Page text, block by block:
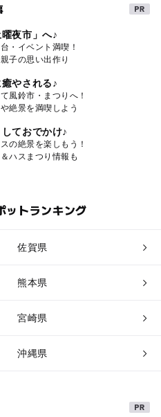
夜市」へ♪
・イベント満喫！
子の思い出作り
やされる♪
風鈴市・まつりへ！
絶景を満喫しよう
ておでかけ♪
の絶景を楽しもう！
ハスまつり情報も
ットランキング
佐賀県
熊本県
宮崎県
沖縄県